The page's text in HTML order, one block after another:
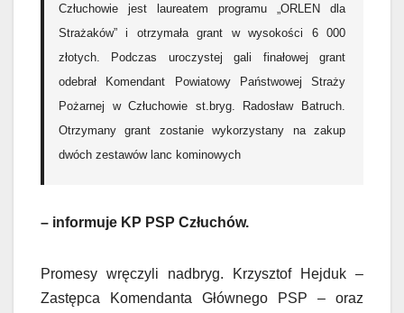
Człuchowie jest laureatem programu „ORLEN dla
Strażaków” i otrzymała grant w wysokości 6 000
złotych. Podczas uroczystej gali finałowej grant
odebrał Komendant Powiatowy Państwowej Straży
Pożarnej w Człuchowie st.bryg. Radosław Batruch.
Otrzymany grant zostanie wykorzystany na zakup
dwóch zestawów lanc kominowych
– informuje KP PSP Człuchów.
Promesy wręczyli nadbryg. Krzysztof Hejduk –
Zastępca Komendanta Głównego PSP – oraz